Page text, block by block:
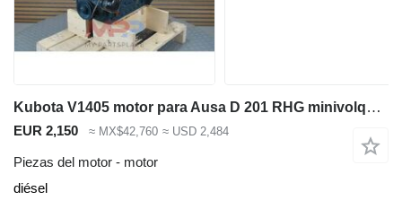
Kubota V1405 motor para Ausa D 201 RHG minivolquete
EUR 2,150 ≈ MX$42,760 ≈ USD 2,484
Piezas del motor - motor
diésel